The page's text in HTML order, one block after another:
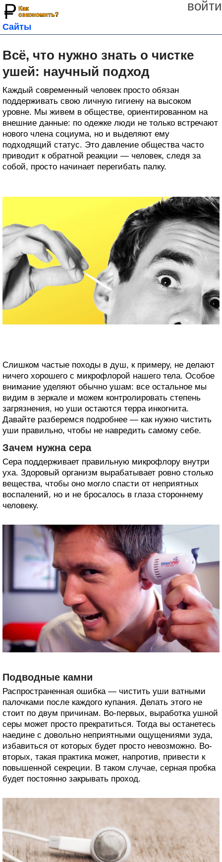
войти
Сайты
Всё, что нужно знать о чистке
ушей: научный подход
Каждый современный человек просто обязан
поддерживать свою личную гигиену на высоком
уровне. Мы живем в обществе, ориентированном на
внешние данные: по одежке люди не только встречают
нового члена социума, но и выделяют ему
подходящий статус. Это давление общества часто
приводит к обратной реакции — человек, следя за
собой, просто начинает перегибать палку.
Слишком частые походы в душ, к примеру, не делают
ничего хорошего с микрофлорой нашего тела. Особое
внимание уделяют обычно ушам: все остальное мы
видим в зеркале и можем контролировать степень
загрязнения, но уши остаются терра инкогнита.
Давайте разберемся подробнее — как нужно чистить
уши правильно, чтобы не навредить самому себе.
Зачем нужна сера
Сера поддерживает правильную микрофлору внутри
уха. Здоровый организм вырабатывает ровно столько
вещества, чтобы оно могло спасти от неприятных
воспалений, но и не бросалось в глаза стороннему
человеку.
Подводные камни
Распространенная ошибка — чистить уши ватными
палочками после каждого купания. Делать этого не
стоит по двум причинам. Во-первых, выработка ушной
серы может просто прекратиться. Тогда вы останетесь
наедине с довольно неприятными ощущениями зуда,
избавиться от которых будет просто невозможно. Во-
вторых, такая практика может, напротив, привести к
повышенной секреции. В таком случае, серная пробка
будет постоянно закрывать проход.